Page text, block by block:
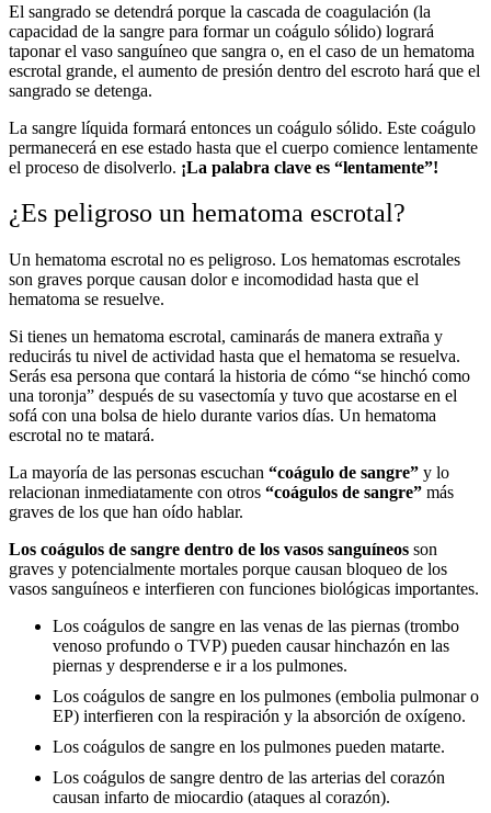
El sangrado se detendrá porque la cascada de coagulación (la
capacidad de la sangre para formar un coágulo sólido) logrará
taponar el vaso sanguíneo que sangra o, en el caso de un hematoma
escrotal grande, el aumento de presión dentro del escroto hará que el
sangrado se detenga.
La sangre líquida formará entonces un coágulo sólido. Este coágulo
permanecerá en ese estado hasta que el cuerpo comience lentamente
el proceso de disolverlo. ¡La palabra clave es “lentamente”!
¿Es peligroso un hematoma escrotal?
Un hematoma escrotal no es peligroso. Los hematomas escrotales
son graves porque causan dolor e incomodidad hasta que el
hematoma se resuelve.
Si tienes un hematoma escrotal, caminarás de manera extraña y
reducirás tu nivel de actividad hasta que el hematoma se resuelva.
Serás esa persona que contará la historia de cómo “se hinchó como
una toronja” después de su vasectomía y tuvo que acostarse en el
sofá con una bolsa de hielo durante varios días. Un hematoma
escrotal no te matará.
La mayoría de las personas escuchan “coágulo de sangre” y lo
relacionan inmediatamente con otros “coágulos de sangre” más
graves de los que han oído hablar.
Los coágulos de sangre dentro de los vasos sanguíneos son
graves y potencialmente mortales porque causan bloqueo de los
vasos sanguíneos e interfieren con funciones biológicas importantes.
Los coágulos de sangre en las venas de las piernas (trombo
venoso profundo o TVP) pueden causar hinchazón en las
piernas y desprenderse e ir a los pulmones.
Los coágulos de sangre en los pulmones (embolia pulmonar o
EP) interfieren con la respiración y la absorción de oxígeno.
Los coágulos de sangre en los pulmones pueden matarte.
Los coágulos de sangre dentro de las arterias del corazón
causan infarto de miocardio (ataques al corazón).